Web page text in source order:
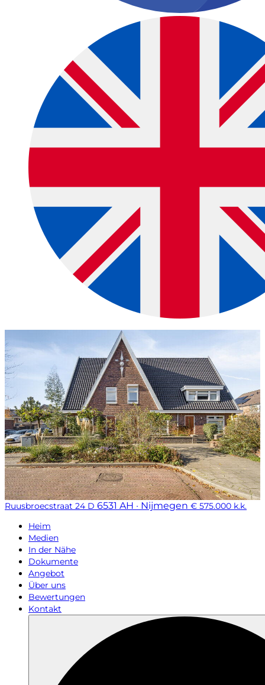
Ruusbroecstraat 24 D 6531 AH · Nijmegen € 575.000 k.k.
Heim
Medien
In der Nähe
Dokumente
Angebot
Über uns
Bewertungen
Kontakt